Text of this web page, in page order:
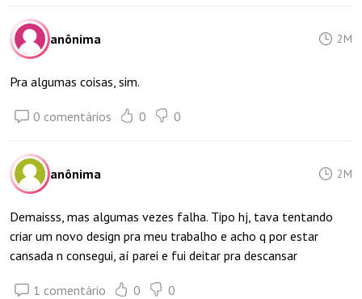
anônima 2M
Pra algumas coisas, sim.
0 comentários 0 0
anônima 2M
Demaisss, mas algumas vezes falha. Tipo hj, tava tentando
criar um novo design pra meu trabalho e acho q por estar
cansada n consegui, aí parei e fui deitar pra descansar
1 comentário 0 0